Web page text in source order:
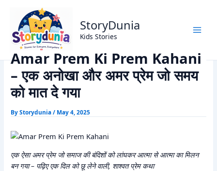
content
StoryDunia
Kids Stories
Home
Romantic Story
Amar Prem Ki Prem Kahani – एक अनोखा और अमर प्रेम जो समय को
मात दे गया
Amar Prem Ki Prem Kahani
– एक अनोखा और अमर प्रेम जो समय
को मात दे गया
ByStorydunia/ May 4, 2025
एक ऐसा अमर प्रेम जो समाज की बंदिशों को लांघकर आत्मा से आत्मा का मिलन
बन गया – पढ़िए एक दिल को छू लेने वाली, शाश्वत प्रेम कथा